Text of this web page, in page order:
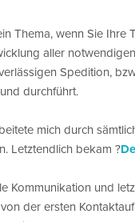
Thema, wenn Sie
aller
Spedition,
durchführt.
mich durch
Letztendlich bekam ?
Kommunikation und
der ersten